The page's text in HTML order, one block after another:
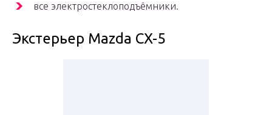
все электростеклоподъёмники.
Экстерьер Mazda CX-5